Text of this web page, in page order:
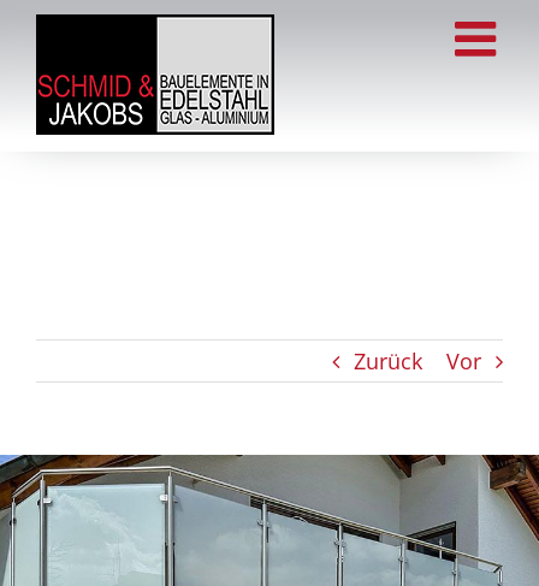
Zum
springen
Zurück Vor